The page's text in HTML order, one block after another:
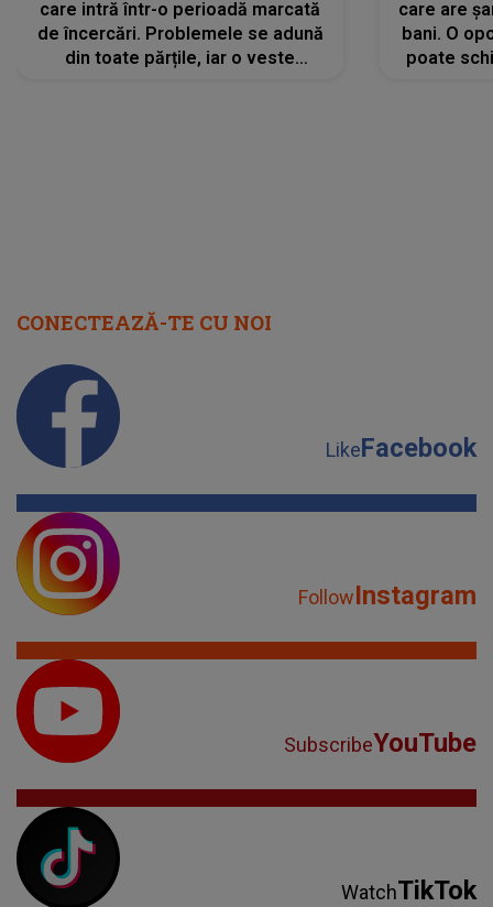
care intră într-o perioadă marcată
de încercări. Problemele se adună
din toate părțile, iar o veste
care are
bani. O
poate
CONECTEAZĂ-TE CU NOI
LikeFacebook
FollowInstagram
SubscribeYouTube
WatchTikTok